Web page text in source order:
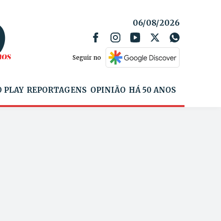
06/08/2026
Seguir no
PLAY REPORTAGENS OPINIÃO HÁ 50 ANOS